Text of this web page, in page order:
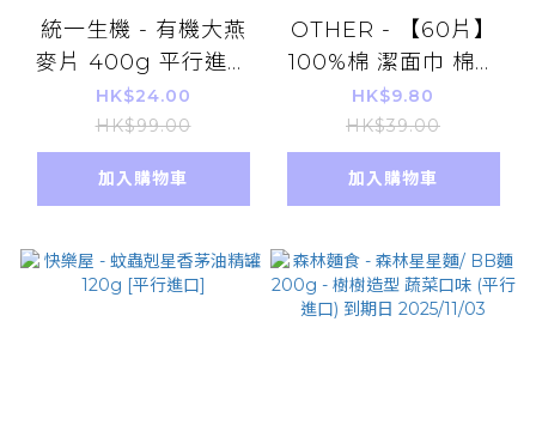
統一生機 - 有機大燕
麥片 400g 平行進口
早餐即沖飲品 即食燕
麥
HK$24.00
HK$99.00
加入購物車
OTHER - 【60片】
100%棉 潔面巾 棉柔
巾 洗面巾 洗臉巾 卸妝
巾 棉巾 擦脸巾 洁面巾
卸妝棉 擦面巾
HK$9.80
HK$39.00
加入購物車